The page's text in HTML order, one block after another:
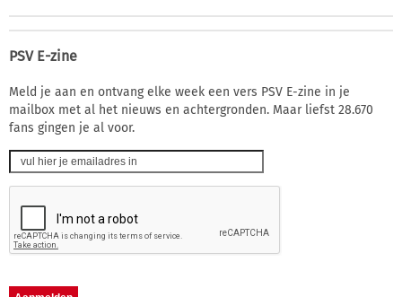
PSV E-zine
Meld je aan en ontvang elke week een vers PSV E-zine in je
mailbox met al het nieuws en achtergronden. Maar liefst 28.670
fans gingen je al voor.